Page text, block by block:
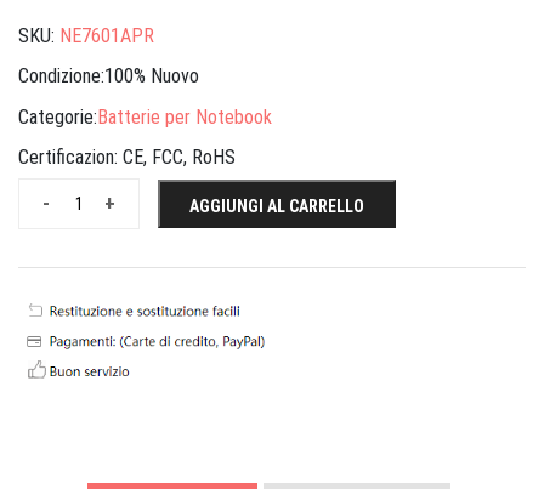
SKU: NE7601APR
Condizione:100% Nuovo
Categorie:Batterie per Notebook
Certificazion: CE, FCC, RoHS
+
- AGGIUNGI AL CARRELLO